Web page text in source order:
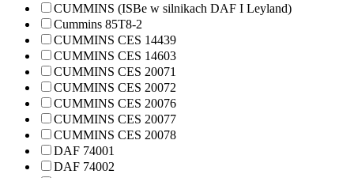
CUMMINS (ISBe w silnikach DAF I Leyland)
Cummins 85T8-2
CUMMINS CES 14439
CUMMINS CES 14603
CUMMINS CES 20071
CUMMINS CES 20072
CUMMINS CES 20076
CUMMINS CES 20077
CUMMINS CES 20078
DAF 74001
DAF 74002